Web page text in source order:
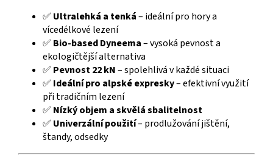
✅ Ultralehká a tenká– ideální pro hory a
vícedélkové lezení
✅ Bio-based Dyneema– vysoká pevnost a
ekologičtější alternativa
✅ Pevnost 22 kN– spolehlivá v každé situaci
✅ Ideální pro alpské expresky– efektivní využití
při tradičním lezení
✅ Nízký objem a skvělá sbalitelnost
✅ Univerzální použití– prodlužování jištění,
štandy, odsedky